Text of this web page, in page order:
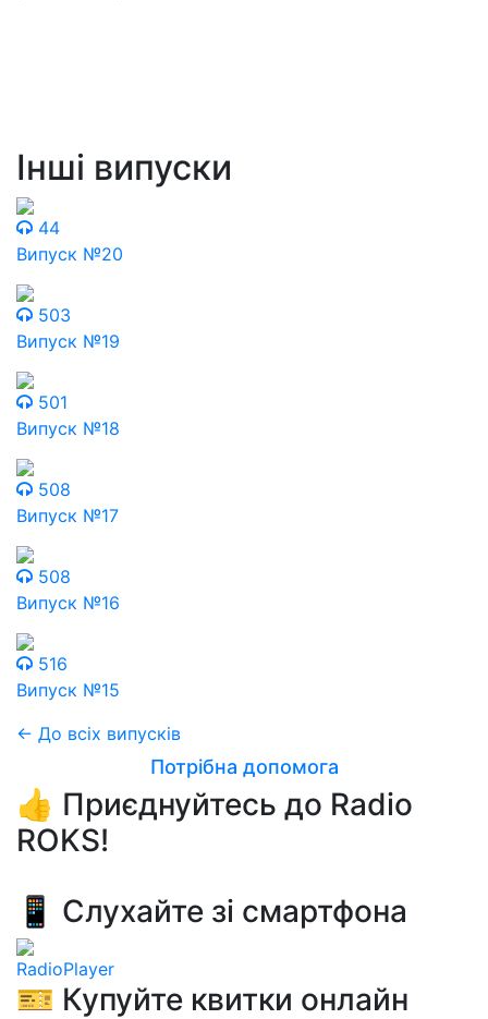
Інші випуски
44
Випуск №20
503
Випуск №19
501
Випуск №18
508
Випуск №17
508
Випуск №16
516
Випуск №15
← До всіх випусків
Потрібна допомога
👍 Приєднуйтесь до Radio
ROKS!
📱 Слухайте зі смартфона
RadioPlayer
🎫 Купуйте квитки онлайн